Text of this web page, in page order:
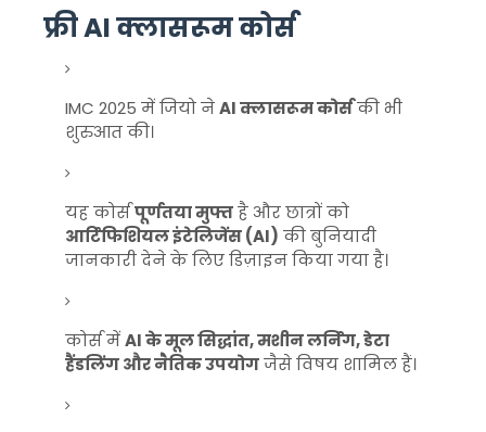
फ्री AI क्लासरूम कोर्स
IMC 2025 में जियो नेAI क्लासरूम कोर्सकी भी
शुरुआत की।
यह कोर्सपूर्णतया मुफ्तहै और छात्रों को
आर्टिफिशियल इंटेलिजेंस (AI) की बुनियादी
जानकारी देने के लिए डिज़ाइन किया गया है।
कोर्स मेंAI के मूल सिद्धांत, मशीन लर्निंग, डेटा
हैंडलिंग और नैतिक उपयोगजैसे विषय शामिल हैं।